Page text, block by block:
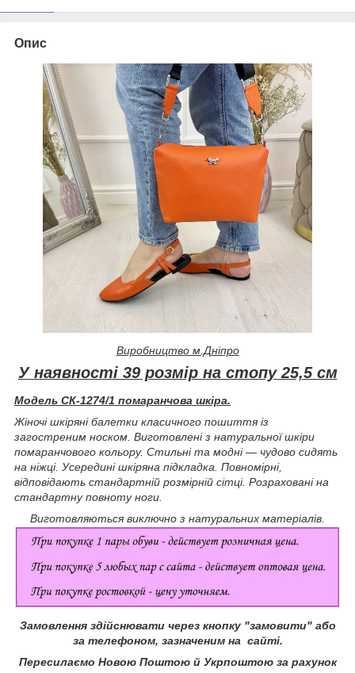
Опис
Виробництво м.Дніпро
У наявності 39 розмір на стопу 25,5 см
Модель СК-1274/1 помаранчова шкіра.
Жіночі шкіряні балетки класичного пошиття із
загостреним носком. Виготовлені з натуральної шкіри
помаранчового кольору. Стильні та модні — чудово сидять
на ніжці. Усередині шкіряна підкладка. Повномірні,
відповідають стандартній розмірній сітці. Розраховані на
стандартну повноту ноги.
Виготовляються виключно з натуральних матеріалів.
Замовлення здійснювати через кнопку "замовити" або
за телефоном, зазначеним на сайті.
Пересилаємо Новою Поштою й Укрпоштою за рахунок